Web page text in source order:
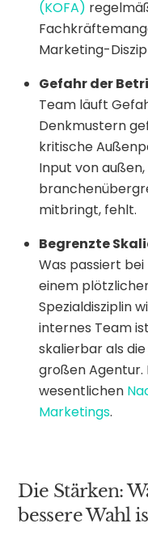
(KOFA)
Marketing-
Gefahr der
Team läuft
Denkmustern
kritische
Input von
mitbringt, fehlt.
Begrenzte
Was passiert
einem
Spezialdisziplin
internes Team
skalierbar als
großen Agentur.
wesentlichen
Marketings.
Die Stärken:
bessere Wahl